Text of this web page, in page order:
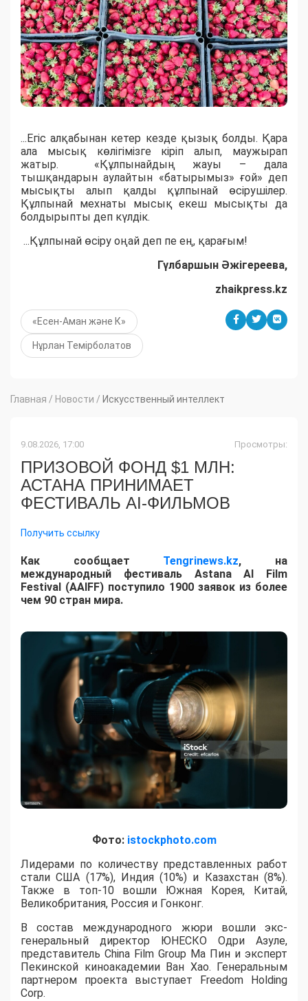
...Егіс алқабынан кетер кезде қызық болды. Қара
ала мысық көлігімізге кіріп алып, маужырап
жатыр. «Құлпынайдың жауы – дала
тышқандарын аулайтын «батырымыз» ғой» деп
мысықты алып қалды құлпынай өсірушілер.
Құлпынай мехнаты мысық екеш мысықты да
болдырыпты деп күлдік.
...Құлпынай өсіру оңай деп пе ең, қарағым!
Гүлбаршын Әжігереева,
zhaikpress.kz
«Есен-Аман және К»
Нұрлан Темірболатов
Главная / Новости / Искусственный интеллект
9.08.2026, 17:00 Просмотры:
ПРИЗОВОЙ ФОНД $1 МЛН:
АСТАНА ПРИНИМАЕТ
ФЕСТИВАЛЬ AI-ФИЛЬМОВ
Получить ссылку
Как сообщает Tengrinews.kz, на
международный фестиваль Astana AI Film
Festival (AAIFF) поступило 1900 заявок из более
чем 90 стран мира.
Фото: istockphoto.com
Лидерами по количеству представленных работ
стали США (17%), Индия (10%) и Казахстан (8%).
Также в топ-10 вошли Южная Корея, Китай,
Великобритания, Россия и Гонконг.
В состав международного жюри вошли экс-
генеральный директор ЮНЕСКО Одри Азуле,
представитель China Film Group Ма Пин и эксперт
Пекинской киноакадемии Ван Хао. Генеральным
партнером проекта выступает Freedom Holding
Corp.